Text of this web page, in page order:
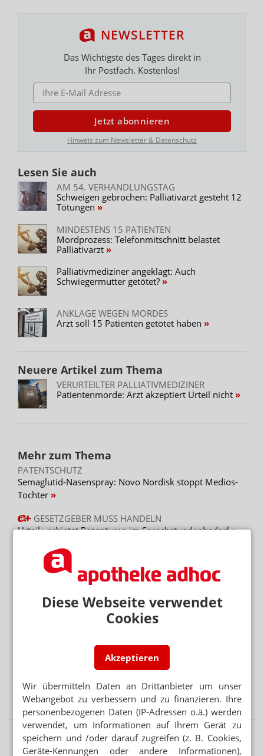
Diese Webseite verwendet
Cookies
Akzeptieren
Wir übermitteln Daten an Drittanbieter um unser
Webangebot zu verbessern und zu finanzieren. Ihre
personenbezogenen Daten (IP-Adressen o.ä.) werden
verwendet, um Informationen auf Ihrem Gerät zu
speichern und /oder darauf zugreifen (z. B. Cookies,
Geräte-Kennungen oder andere Informationen),
NEWSLETTER
Das Wichtigste des Tages direkt in
Ihr Postfach. Kostenlos!
E-MAIL ADRESSE
Jetzt abonnieren
Hinweis zum Newsletter & Datenschutz
Lesen Sie auch
AM 54. VERHANDLUNGSTAG
Schweigen gebrochen: Palliativarzt gesteht 12
Tötungen
MINDESTENS 15 PATIENTEN
Mordprozess: Telefonmitschnitt belastet
Palliativarzt
Palliativmediziner angeklagt: Auch
Schwiegermutter getötet?
ANKLAGE WEGEN MORDES
Arzt soll 15 Patienten getötet haben
Neuere Artikel zum Thema
VERURTEILTER PALLIATIVMEDIZINER
Patientenmorde: Arzt akzeptiert Urteil nicht
Mehr zum Thema
PATENTSCHUTZ
Semaglutid-Nasenspray: Novo Nordisk stoppt Medios-
Tochter
GESETZGEBER MUSS HANDELN
Urteil verbietet Rezepturen im Sprechstundenbedarf
PARITÄTISCHE STELLE
Keine Strafen für Rx-Boni: GKV verweist an Gerichte
Mehr aus Ressort
BEISSENDE SPINNENTIER-LARVEN
SONNENBRANDTIMER UND UV-INDEX
Hautkrebs: Prävention per App
„SCHWEREGRAD IST BEISPIELLOS“
Ebola: Ist das Virus mutiert?